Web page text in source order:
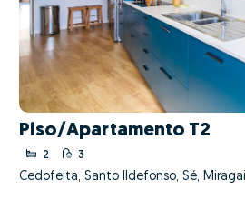
Piso/Apartamento T2
2 3